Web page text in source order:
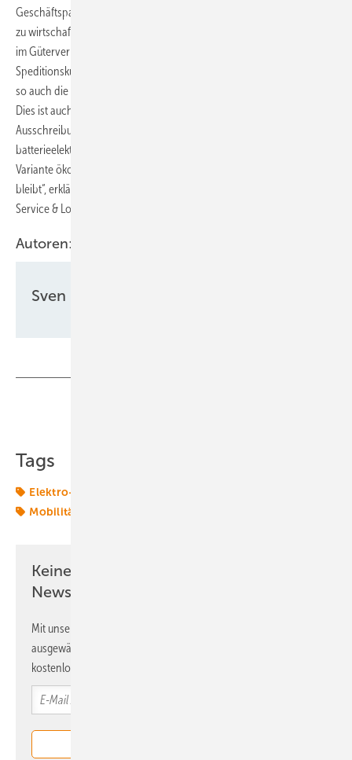
Geschäftspartnern zugänglich gemacht werden. Diese können dann
zu wirtschaftlichen Konditionen laden und so auf die Elektromobilität
im Güterverkehr umsteigen. Denn immer öfter fragen
Speditionskunden nach der Nutzung alternativer Antriebe nach, um
so auch die Logistik in ihre eigenen Nachhaltigkeitsziele einzupreisen.
Dies ist auch bei Werner & Mertz der Fall. „Wir fragen bei
Ausschreibungen jetzt immer auch alternative Angebote für eine
batterieelektrische Variante mit an und prüfen sehr genau, ob diese
Variante ökologisch sinnvoll ist und gleichzeitig wirtschaftlich rentabel
bleibt“, erklärt Andreas Hardt, Geschäftsführer der Werner & Mertz
Service & Logistik.
Autoren:
Sven Ullrich
Tags
Elektro-Lkw
Mobilität
Keine Zeit? Kein Problem mit dem ERE
Newsletter!
Mit unserem Newsletter erhalten Sie regelmäßig von uns
ausgewählte Informationen und Neuigkeiten, gebündelt und
kostenlos direkt ins Postfach.